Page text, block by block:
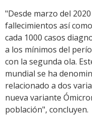
"Desde marzo del
fallecimientos así
cada 1000 casos
a los mínimos del
con la segunda ola.
mundial se ha
relacionado a dos
nueva variante
población", concluyen.